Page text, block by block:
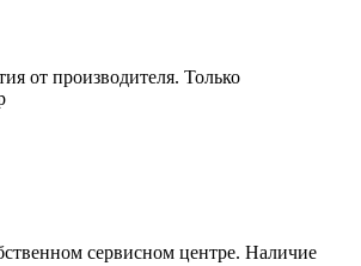
от производителя. Только
сервисном центре. Наличие